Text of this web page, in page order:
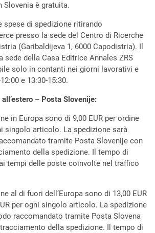
Slovenia è gratuita.
spese di spedizione ritirando
presso la sede del Centro di Ricerche
(Garibaldijeva 1, 6000 Capodistria). Il
sede della Casa Editrice Annales ZRS
solo in contanti nei giorni lavorativi e
e 13:30-15:30.
– Posta Slovenije:
in Europa sono di 9,00 EUR per ordine
singolo articolo. La spedizione sarà
tramite Posta Slovenije con
della spedizione. Il tempo di
tempi delle poste coinvolte nel traffico
al di fuori dell’Europa sono di 13,00 EUR
per ogni singolo articolo. La spedizione
raccomandato tramite Posta Slovena
della spedizione. Il tempo di